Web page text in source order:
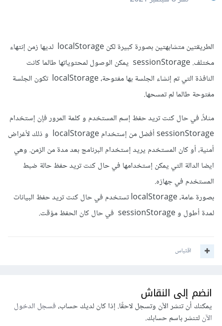
الطريقتين متشابهتين بصورة كبيرة لكن localStorage لديها زمن إنتهاء
مختلف. sessionStorage يمكن الوصول لمحتوياتها طالما كانت
النافذة التي تم إنشاء الجلسة بها مفتوحة، localStorage تكون الجلسة
مفتوحة طالما لم تمسحها.
مثلاً، في حال كنت تريد حفظ إسم المستخدم و كلمة المرور فإن إستخدام
sessionStorage أفضل من إستخدام localStorage و ذلك لأغراض
أمنية، أو كان المستخدم يريد إستخدام البرنامج بعد مدة من الزمن. وهي
ايضا الدالة التي يمكن إستخدامها في حال كنت تريد حفظ حالة ضبط
المستخدم في جهازه.
بصورة عامة، localStorage تستخدم في حال كنت تريد حفظ البيانات
لمدة أطول و sessionStorage في حال كان الحفظ مؤقت.
اقتباس
انضم إلى النقاش
يمكنك أن تنشر الآن وتسجل لاحقًا. إذا كان لديك حساب،فسجل الدخول
الآنلتنشر باسم حسابك.